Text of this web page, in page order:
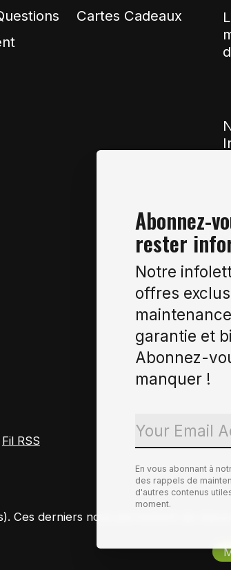
Cartes Cadeaux
Fil RSS
Abonnez-
rester
Notre
offres
garantie et
Abonnez-
manquer !
En vous abonnant à
des rappels de
d'autres contenus
moment.
Ces derniers nous permettent de